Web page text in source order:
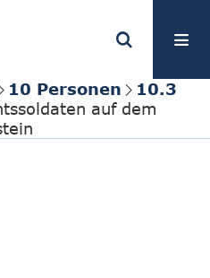
10 Personen
10.3
auf dem